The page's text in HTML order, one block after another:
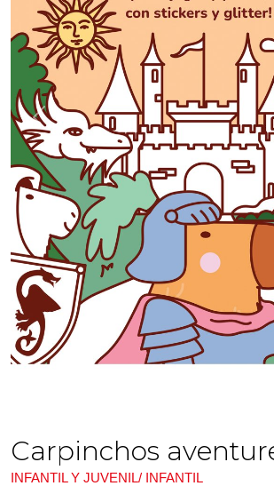
Previous
Carpinchos
INFANTIL Y JUVENIL/ INFANTIL